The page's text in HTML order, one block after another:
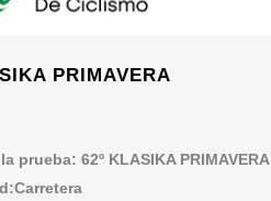
PRIMAVERA
prueba: 62º KLASIKA PRIMAVERA